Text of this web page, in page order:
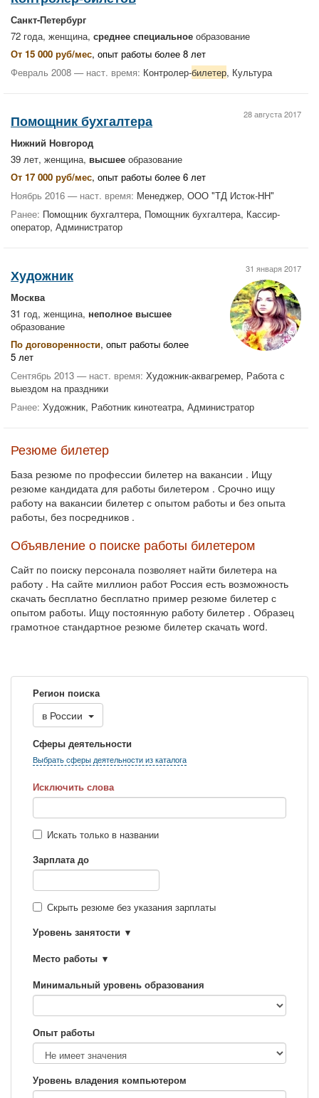
Санкт-Петербург
72 года, женщина, среднее специальное образование
От 15 000 руб/мес, опыт работы более 8 лет
Февраль 2008 — наст. время: Контролер-билетер, Культура
28 августа 2017
Помощник бухгалтера
Нижний Новгород
39 лет, женщина, высшее образование
От 17 000 руб/мес, опыт работы более 6 лет
Ноябрь 2016 — наст. время: Менеджер, ООО "ТД Исток-НН"
Ранее: Помощник бухгалтера, Помощник бухгалтера, Кассир-
оператор, Администратор
31 января 2017
Художник
Москва
31 год, женщина, неполное высшее
образование
По договоренности, опыт работы более
5 лет
Сентябрь 2013 — наст. время: Художник-аквагремер, Работа с
выездом на праздники
Ранее: Художник, Работник кинотеатра, Администратор
Резюме билетер
База резюме по профессии билетер на вакансии . Ищу
резюме кандидата для работы билетером . Срочно ищу
работу на вакансии билетер с опытом работы и без опыта
работы, без посредников .
Объявление о поиске работы билетером
Сайт по поиску персонала позволяет найти билетера на
работу . На сайте миллион работ Россия есть возможность
скачать бесплатно бесплатно пример резюме билетер с
опытом работы. Ищу постоянную работу билетер . Образец
грамотное стандартное резюме билетер скачать word.
Регион поиска
в России
Сферы деятельности
Выбрать сферы деятельности из каталога
Исключить слова
Искать только в названии
Зарплата до
Скрыть резюме без указания зарплаты
Уровень занятости
Место работы
Минимальный уровень образования
Опыт работы
Уровень владения компьютером